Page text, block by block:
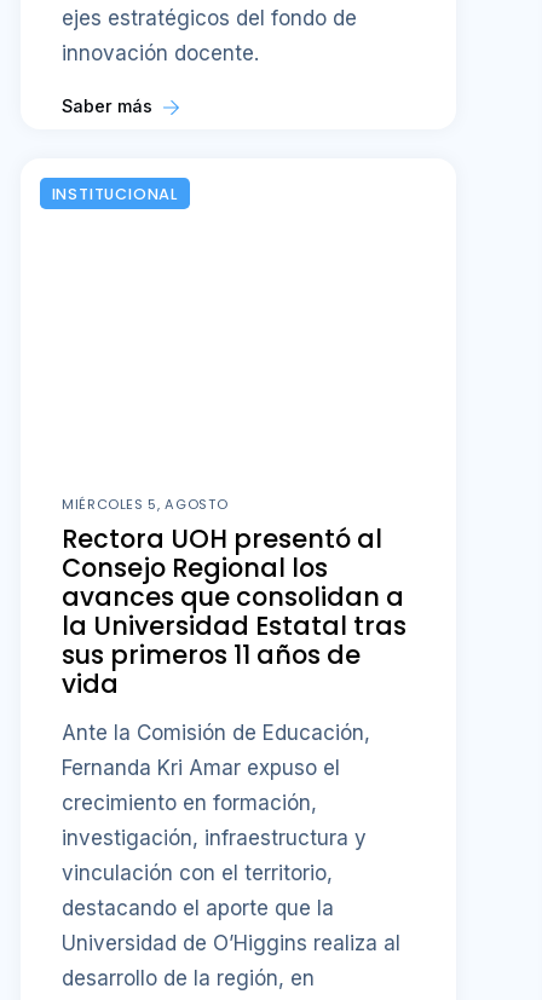
ejes estratégicos del fondo de
innovación docente.
Saber más
INSTITUCIONAL
MIÉRCOLES 5, AGOSTO
Rectora UOH presentó al
Consejo Regional los
avances que consolidan a
la Universidad Estatal tras
sus primeros 11 años de
vida
Ante la Comisión de Educación,
Fernanda Kri Amar expuso el
crecimiento en formación,
investigación, infraestructura y
vinculación con el territorio,
destacando el aporte que la
Universidad de O’Higgins realiza al
desarrollo de la región, en